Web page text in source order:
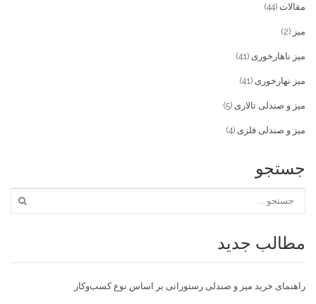
مقالات (44)
میز (2)
میز ناهارخوری (41)
میز نهارخوری (41)
میز و صندلی تالاری (5)
میز و صندلی فلزی (4)
جستجو
مطالب جدید
راهنمای خرید میز و صندلی رستورانی بر اساس نوع کسب‌و‌کار